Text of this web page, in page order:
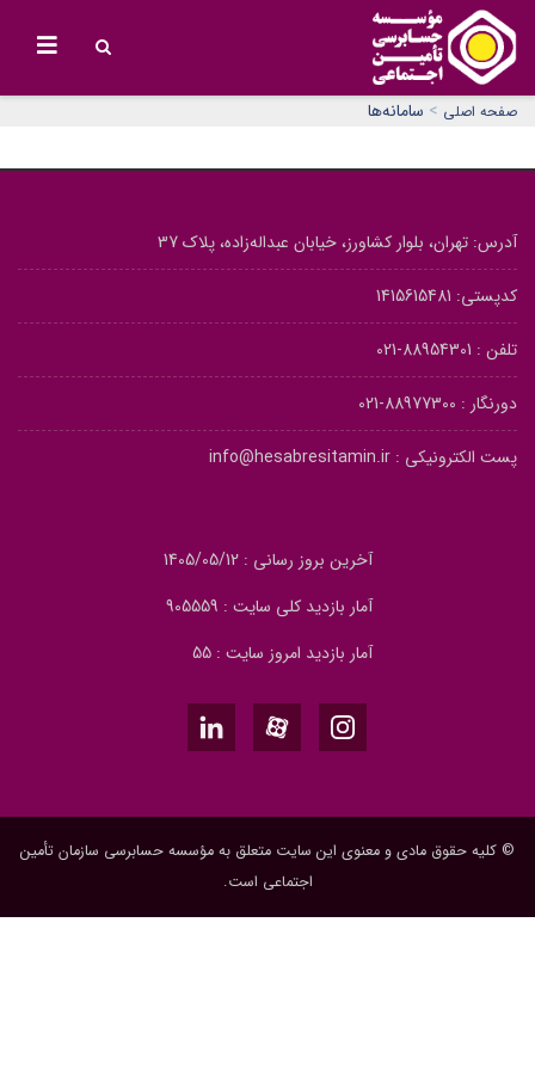
صفحه اصلی > سامانه‌ها
آدرس: تهران، بلوار کشاورز، خیابان عبداله‌زاده، پلاک 37
کدپستی: 1415615481
تلفن : 88954301-021
دورنگار : 88977300-021
پست الکترونیکی : info@hesabresitamin.ir
آخرین بروز رسانی : 1405/05/12
آمار بازدید کلی سایت : 905559
آمار بازدید امروز سایت : 55
© کلیه حقوق مادی و معنوی این سایت متعلق به مؤسسه حسابرسی سازمان تأمین
اجتماعی است.